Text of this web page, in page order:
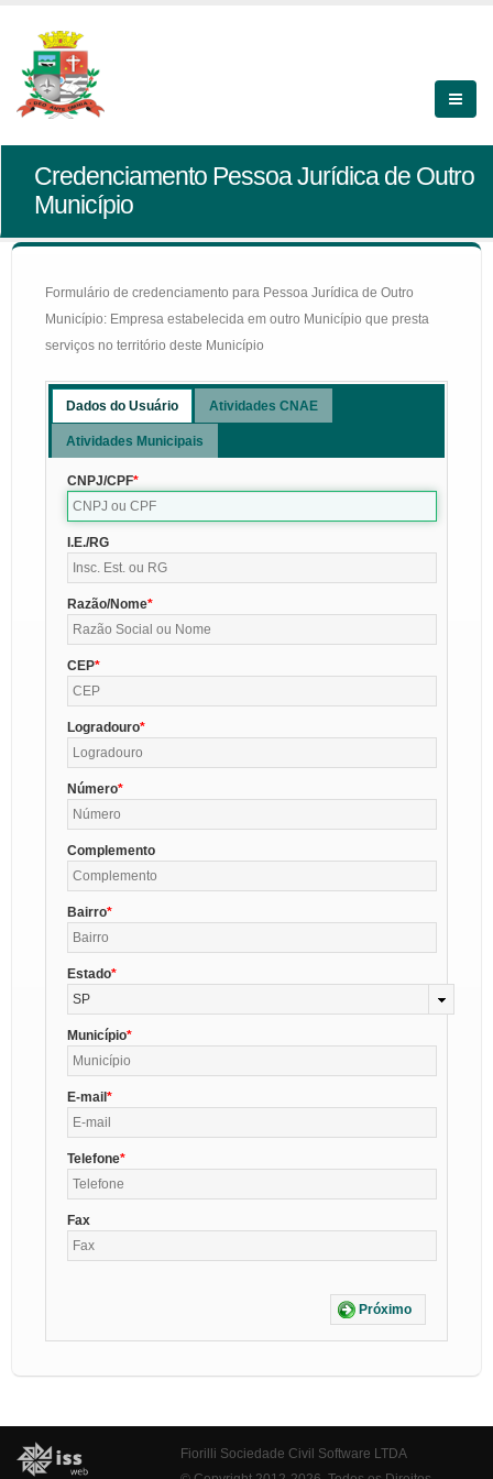
Credenciamento Pessoa Jurídica de Outro
Município
Formulário de credenciamento para Pessoa Jurídica de Outro
Município: Empresa estabelecida em outro Município que presta
serviços no território deste Município
Dados do Usuário Atividades CNAE
Atividades Municipais
CNPJ/CPF
I.E./RG
Razão/Nome
CEP
Logradouro
Número
Complemento
Bairro
Estado
SP
Município
E-mail
Telefone
Fax
Próximo
Fiorilli Sociedade Civil Software LTDA